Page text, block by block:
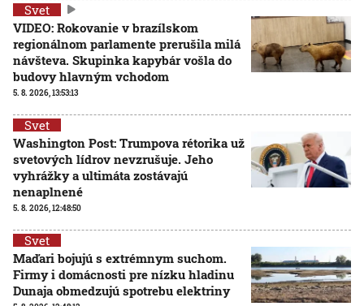
Svet
VIDEO: Rokovanie v brazílskom
regionálnom parlamente prerušila milá
návšteva. Skupinka kapybár vošla do
budovy hlavným vchodom
5. 8. 2026, 13:53:13
Svet
Washington Post: Trumpova rétorika už
svetových lídrov nevzrušuje. Jeho
vyhrážky a ultimáta zostávajú
nenaplnené
5. 8. 2026, 12:48:50
Svet
Maďari bojujú s extrémnym suchom.
Firmy i domácnosti pre nízku hladinu
Dunaja obmedzujú spotrebu elektriny